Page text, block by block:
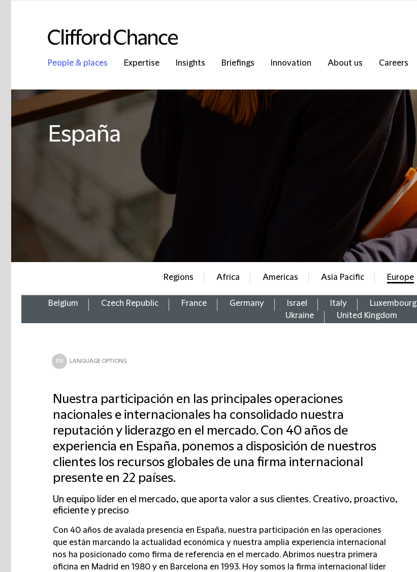
People & places Expertise Insights Briefings Innovation About us Careers
España
Regions Africa Americas Asia Pacific Europe
Belgium Czech Republic France Germany Israel Italy Luxembourg
Ukraine
United Kingdom
EN LANGUAGE OPTIONS
Nuestra participación en las principales operaciones
nacionales e internacionales ha consolidado nuestra
reputación y liderazgo en el mercado. Con 40 años de
experiencia en España, ponemos a disposición de nuestros
clientes los recursos globales de una firma internacional
presente en 22 países.
Un equipo líder en el mercado, que aporta valor a sus clientes. Creativo, proactivo,
eficiente y preciso
Con 40 años de avalada presencia en España, nuestra participación en las operaciones
que están marcando la actualidad económica y nuestra amplia experiencia internacional
nos ha posicionado como firma de referencia en el mercado. Abrimos nuestra primera
oficina en Madrid en 1980 y en Barcelona en 1993. Hoy somos la firma internacional líder